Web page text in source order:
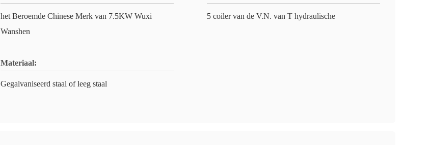
het Beroemde Chinese Merk van 7.5KW Wuxi
Wanshen
5 coiler van de V.N. van T hydraulische
Materiaal:
Gegalvaniseerd staal of leeg staal